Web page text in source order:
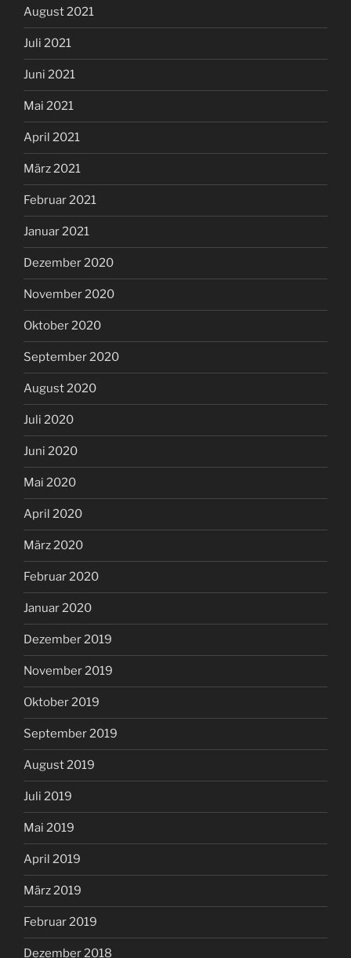
August 2021
Juli 2021
Juni 2021
Mai 2021
April 2021
März 2021
Februar 2021
Januar 2021
Dezember 2020
November 2020
Oktober 2020
September 2020
August 2020
Juli 2020
Juni 2020
Mai 2020
April 2020
März 2020
Februar 2020
Januar 2020
Dezember 2019
November 2019
Oktober 2019
September 2019
August 2019
Juli 2019
Mai 2019
April 2019
März 2019
Februar 2019
Dezember 2018